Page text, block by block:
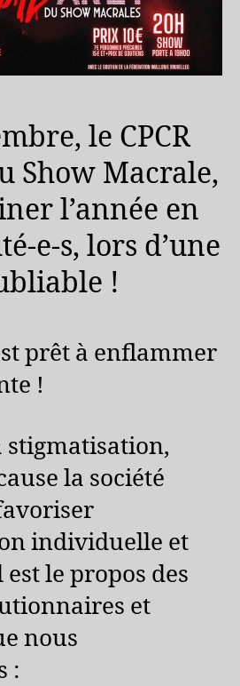
le CPCR
Show Macrale,
l’année en
e-s, lors d’une
!
prêt à enflammer
!
stigmatisation,
la société
individuelle et
le propos des
et
nous
: